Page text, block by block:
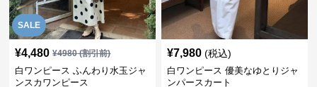
SALE
¥4,480 ¥4980(割引前)
白ワンピース ふんわり水玉ジャ
ンスカワンピース
¥7,980 (税込)
白ワンピース 優美なゆとりジャ
ンパースカート